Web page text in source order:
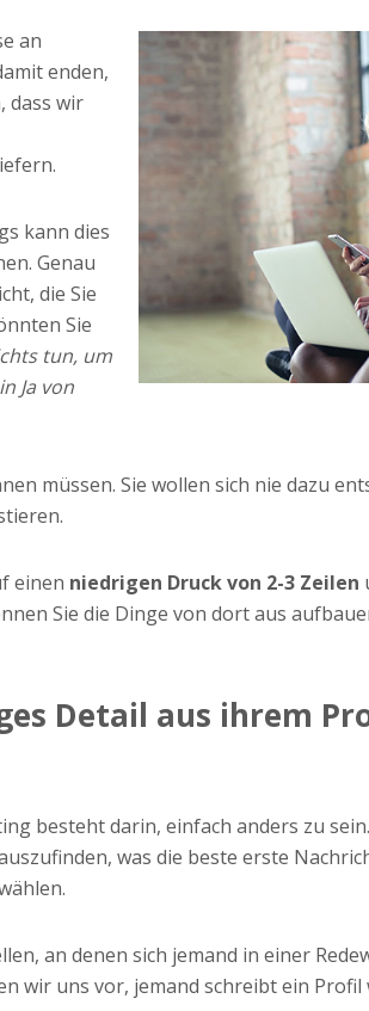
an
enden,
dass wir
kann dies
Genau
die Sie
Sie
tun, um
Ja von
müssen. Sie wollen sich nie dazu
einen niedrigen Druck von 2-3 Zeilen
Sie die Dinge von dort aus
Detail aus ihrem
besteht darin, einfach anders zu
was die beste erste
an denen sich jemand in einer
wir uns vor, jemand schreibt ein Profil